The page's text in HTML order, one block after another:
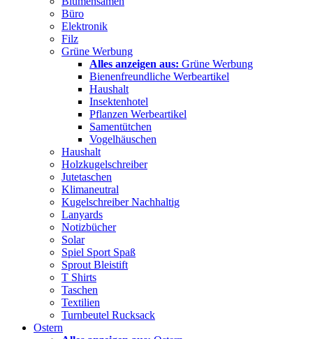
Büro
Elektronik
Filz
Grüne Werbung
Alles anzeigen aus: Grüne Werbung
Bienenfreundliche Werbeartikel
Haushalt
Insektenhotel
Pflanzen Werbeartikel
Samentütchen
Vogelhäuschen
Haushalt
Holzkugelschreiber
Jutetaschen
Klimaneutral
Kugelschreiber Nachhaltig
Lanyards
Notizbücher
Solar
Spiel Sport Spaß
Sprout Bleistift
T Shirts
Taschen
Textilien
Turnbeutel Rucksack
Ostern